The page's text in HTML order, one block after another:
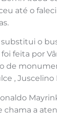
até o
o
feita por
de
,
chama a